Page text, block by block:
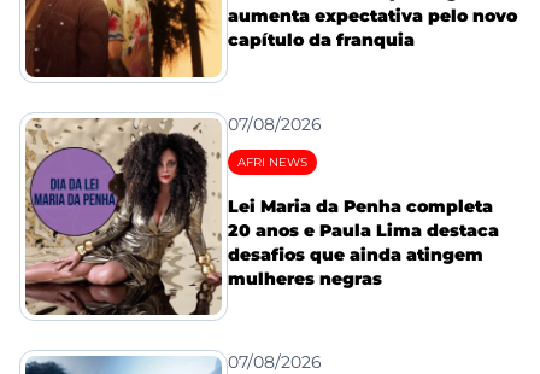
aumenta expectativa pelo novo
capítulo da franquia
07/08/2026
AFRI NEWS
Lei Maria da Penha completa
20 anos e Paula Lima destaca
desafios que ainda atingem
mulheres negras
07/08/2026